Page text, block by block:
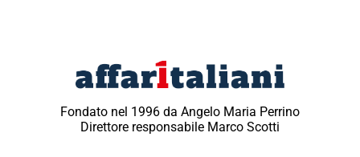
Fondato nel 1996 da Angelo Maria Perrino
Direttore responsabile Marco Scotti